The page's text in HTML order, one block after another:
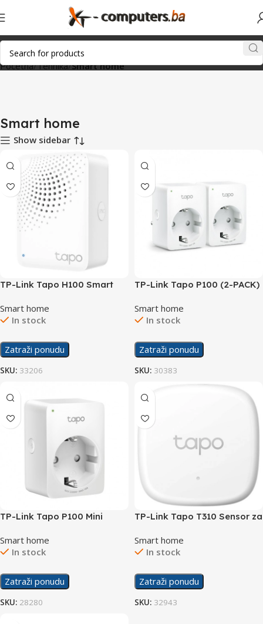
Početna Tehnika Smart home
Smart home
Show sidebar
TP-Link Tapo H100 Smart
Smart home
In stock
Zatraži ponudu
SKU: 33206
TP-Link Tapo P100 (2-PACK)
Smart home
In stock
Zatraži ponudu
SKU: 30383
TP-Link Tapo P100 Mini
Smart home
In stock
Zatraži ponudu
SKU: 28280
TP-Link Tapo T310 Sensor za
Smart home
In stock
Zatraži ponudu
SKU: 32943